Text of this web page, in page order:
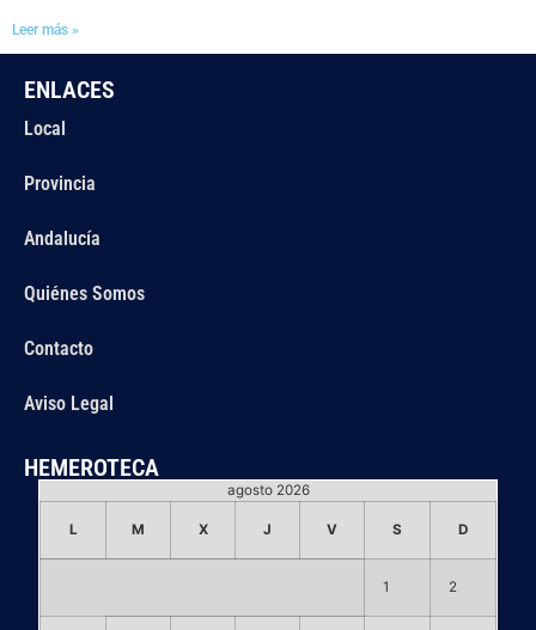
Leer más »
ENLACES
Local
Provincia
Andalucía
Quiénes Somos
Contacto
Aviso Legal
HEMEROTECA
agosto 2026
L M X J V S D
1 2